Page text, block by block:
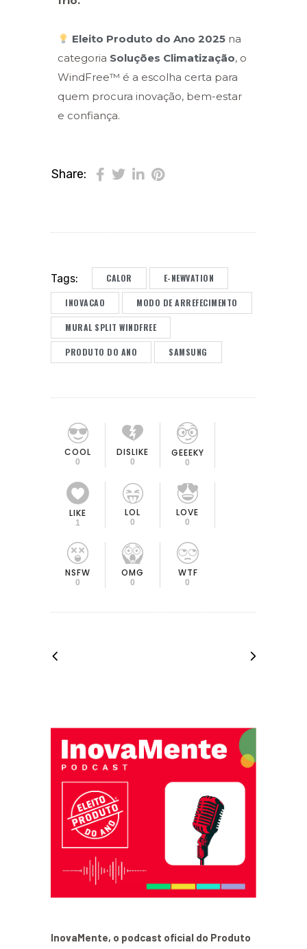
Eleito Produto do Ano 2025 na
categoria Soluções Climatização, o
WindFree™ é a escolha certa para
quem procura inovação, bem-estar
e confiança.
Share:
Tags: CALOR E-NEWVATION
INOVACAO MODO DE ARREFECIMENTO
MURAL SPLIT WINDFREE
PRODUTO DO ANO SAMSUNG
COOL
0
DISLIKE
0
GEEEKY
0
LIKE
1
LOL
0
LOVE
0
NSFW
0
OMG
0
WTF
0
InovaMente, o podcast oficial do Produto